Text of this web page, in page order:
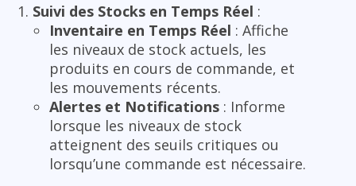
Suivi des Stocks en Temps Réel :
Inventaire en Temps Réel : Affiche
les niveaux de stock actuels, les
produits en cours de commande, et
les mouvements récents.
Alertes et Notifications : Informe
lorsque les niveaux de stock
atteignent des seuils critiques ou
lorsqu’une commande est nécessaire.